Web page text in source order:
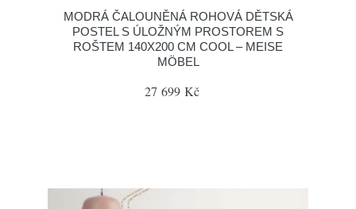
MODRÁ ČALOUNĚNÁ ROHOVÁ DĚTSKÁ
POSTEL S ÚLOŽNÝM PROSTOREM S
ROŠTEM 140X200 CM COOL – MEISE
MÖBEL
27 699 Kč